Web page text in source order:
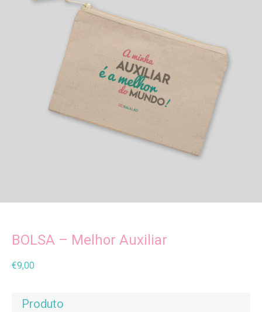
BOLSA – Melhor Auxiliar
€9,00
Produto